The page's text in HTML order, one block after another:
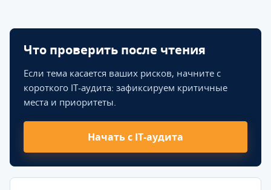
Что проверить после чтения
Если тема касается ваших рисков, начните с
короткого IT-аудита: зафиксируем критичные
места и приоритеты.
Начать с IT-аудита